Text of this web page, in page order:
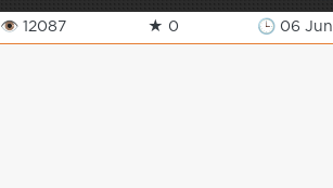
👁 12087 ★ 0 🕒 06 Jun